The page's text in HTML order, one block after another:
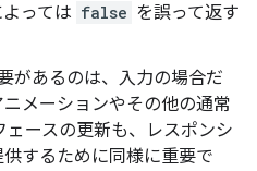
っては false を誤って返す
があるのは、入力の場合だ
メーションやその他の通常
ェースの更新も、レスポンシ
するために同様に重要で